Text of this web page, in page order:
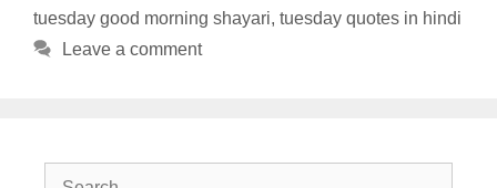
tuesday good morning shayari, tuesday quotes in hindi
Leave a comment
Search